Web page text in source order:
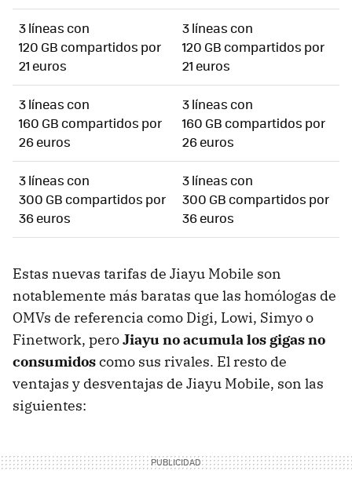
3 líneas con
120 GB compartidos por
21 euros
3 líneas con
120 GB compartidos por
21 euros
3 líneas con
160 GB compartidos por
26 euros
3 líneas con
160 GB compartidos por
26 euros
3 líneas con
300 GB compartidos por
36 euros
3 líneas con
300 GB compartidos por
36 euros
Estas nuevas tarifas de Jiayu Mobile son
notablemente más baratas que las homólogas de
OMVs de referencia como Digi, Lowi, Simyo o
Finetwork, peroJiayu no acumula los gigas no
consumidoscomo sus rivales. El resto de
ventajas y desventajas de Jiayu Mobile, son las
siguientes: